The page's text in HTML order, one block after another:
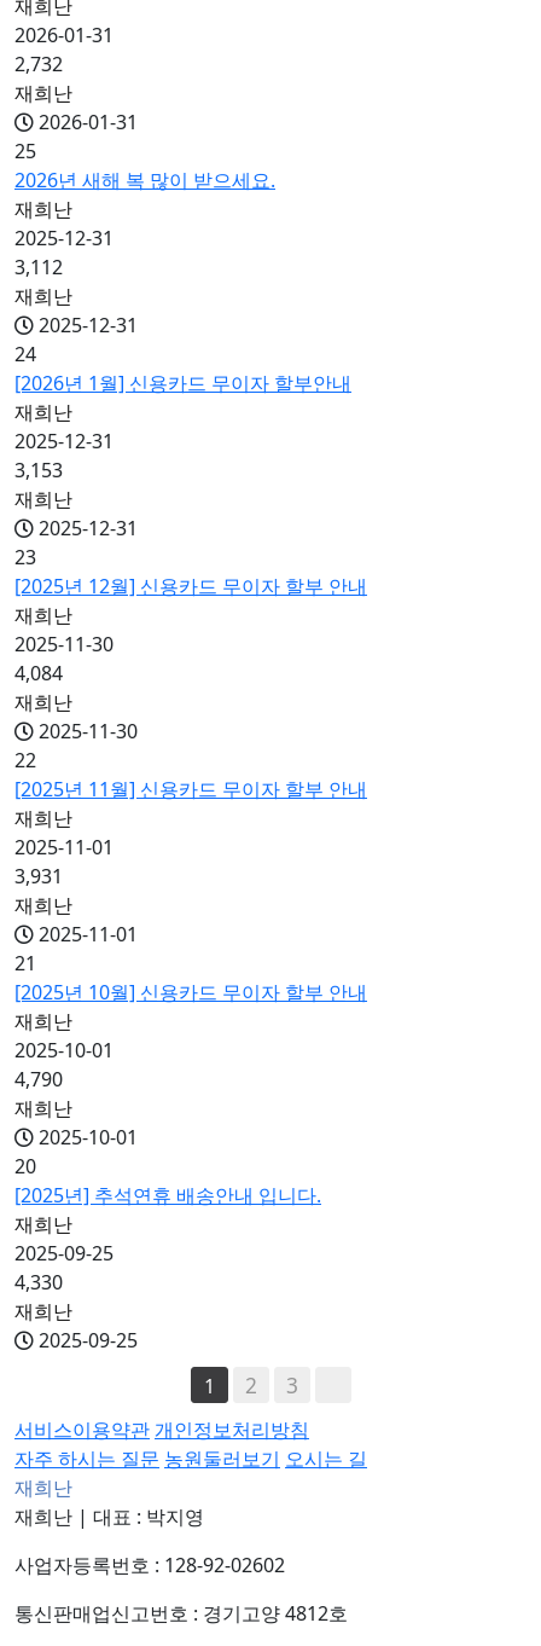
재희난
2026-01-31
2,732
재희난
2026-01-31
25
2026년 새해 복 많이 받으세요.
재희난
2025-12-31
3,112
재희난
2025-12-31
24
[2026년 1월] 신용카드 무이자 할부안내
재희난
2025-12-31
3,153
재희난
2025-12-31
23
[2025년 12월] 신용카드 무이자 할부 안내
재희난
2025-11-30
4,084
재희난
2025-11-30
22
[2025년 11월] 신용카드 무이자 할부 안내
재희난
2025-11-01
3,931
재희난
2025-11-01
21
[2025년 10월] 신용카드 무이자 할부 안내
재희난
2025-10-01
4,790
재희난
2025-10-01
20
[2025년] 추석연휴 배송안내 입니다.
재희난
2025-09-25
4,330
재희난
2025-09-25
1
2 3
서비스이용약관 개인정보처리방침
자주 하시는 질문 농원둘러보기 오시는 길
재희난
재희난 | 대표 : 박지영
사업자등록번호 : 128-92-02602
통신판매업신고번호 : 경기고양 4812호